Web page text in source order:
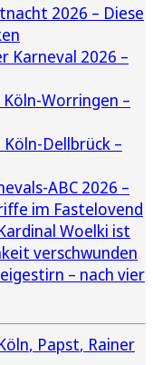
2026 – Diese
Karneval 2026 –
Köln-Worringen –
Köln-Dellbrück –
ABC 2026 –
im Fastelovend
Woelki ist
verschwunden
– nach vier
Papst Rainer